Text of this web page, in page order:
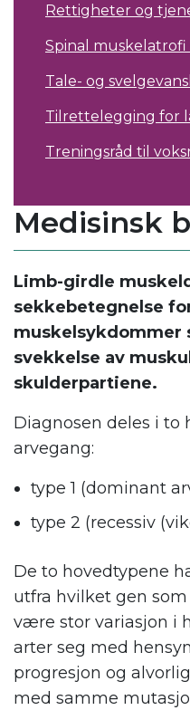
Rettigheter og
Spinal
Tale- og
Tilrettelegging for
Treningsråd til
Medisinsk
Limb-girdle
sekkebetegnelse
muskelsykdommer
svekkelse av
skulderpartiene.
Diagnosen deles i to
arvegang:
type 1 (dominant
type 2 (recessiv
De to hovedtypene
utfra hvilket gen
være stor variasjon i
arter seg med
progresjon og
med samme